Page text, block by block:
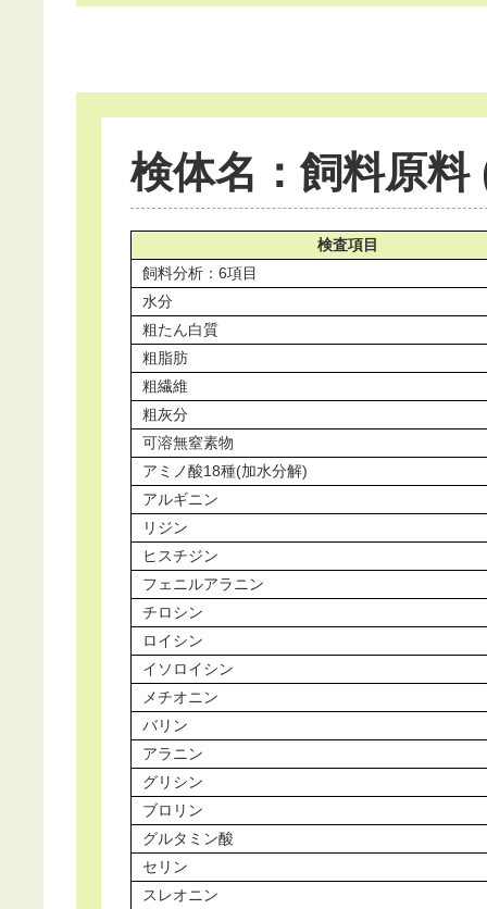
検体名：飼料原料
検査項目
飼料分析：6項目
水分
粗たん白質
粗脂肪
粗繊維
粗灰分
可溶無窒素物
アミノ酸18種(加水分解)
アルギニン
リジン
ヒスチジン
フェニルアラニン
チロシン
ロイシン
イソロイシン
メチオニン
バリン
アラニン
グリシン
ブロリン
グルタミン酸
セリン
スレオニン